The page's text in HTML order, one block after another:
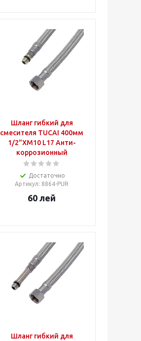
Шланг гибкий для
смесителя TUCAI 400мм
1/2"ХM10 L17 Анти-
коррозионный
Достаточно
Артикул: 8864-PUR
60 лей
Шланг гибкий для